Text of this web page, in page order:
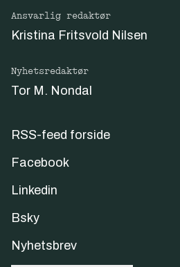
Ansvarlig redaktør
Kristina Fritsvold Nilsen
Nyhetsredaktør
Tor M. Nondal
RSS-feed forside
Facebook
Linkedin
Bsky
Nyhetsbrev